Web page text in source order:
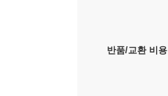
반품/교환 비용